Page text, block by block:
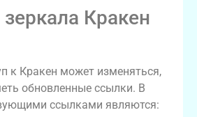
Кракен
к Кракен может изменяться,
обновленные ссылки. В
ссылками являются: